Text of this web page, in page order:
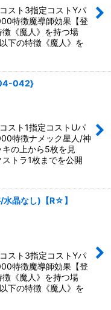
スト3指定コストYパ
特徴魔導師効果【登
《魔人》を持つ場
下の特徴《魔人》を
042}
スト1指定コストUパ
特徴ナメック星人/神
の上から5枚を見
トラ1枚までを公開
晶なし)【R☆】
スト3指定コストYパ
特徴魔導師効果【登
《魔人》を持つ場
下の特徴《魔人》を